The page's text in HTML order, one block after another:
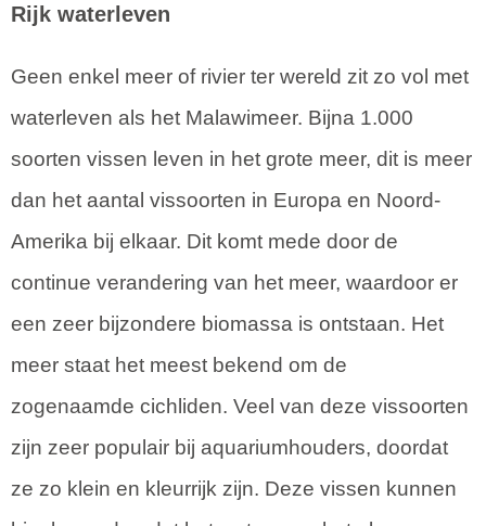
Rijk waterleven
Geen enkel meer of rivier ter wereld zit zo vol met
waterleven als het Malawimeer. Bijna 1.000
soorten vissen leven in het grote meer, dit is meer
dan het aantal vissoorten in Europa en Noord-
Amerika bij elkaar. Dit komt mede door de
continue verandering van het meer, waardoor er
een zeer bijzondere biomassa is ontstaan. Het
meer staat het meest bekend om de
zogenaamde cichliden. Veel van deze vissoorten
zijn zeer populair bij aquariumhouders, doordat
ze zo klein en kleurrijk zijn. Deze vissen kunnen